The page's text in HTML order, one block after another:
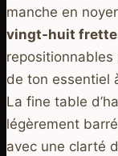
manche en
vingt-huit
repositionnables
de ton essentiel
La fine table
légèrement
avec une clarté